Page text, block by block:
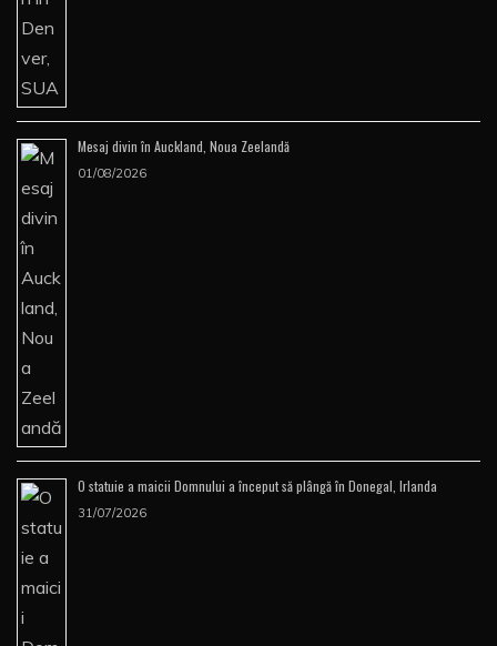
Mesaj divin în Auckland, Noua Zeelandă
01/08/2026
O statuie a maicii Domnului a început să plângă în Donegal, Irlanda
31/07/2026